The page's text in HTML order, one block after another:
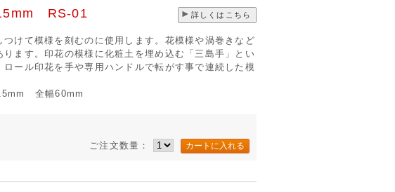
RS-01 詳しくはこちら
つけて模様を刻むのに使用します。花模様や渦巻きなど
ります。印花の模様に化粧土を埋め込む「三島手」とい
ロール印花を手や専用ハンドルで転がす事で連続した模
全幅60mm
ご注文数量：